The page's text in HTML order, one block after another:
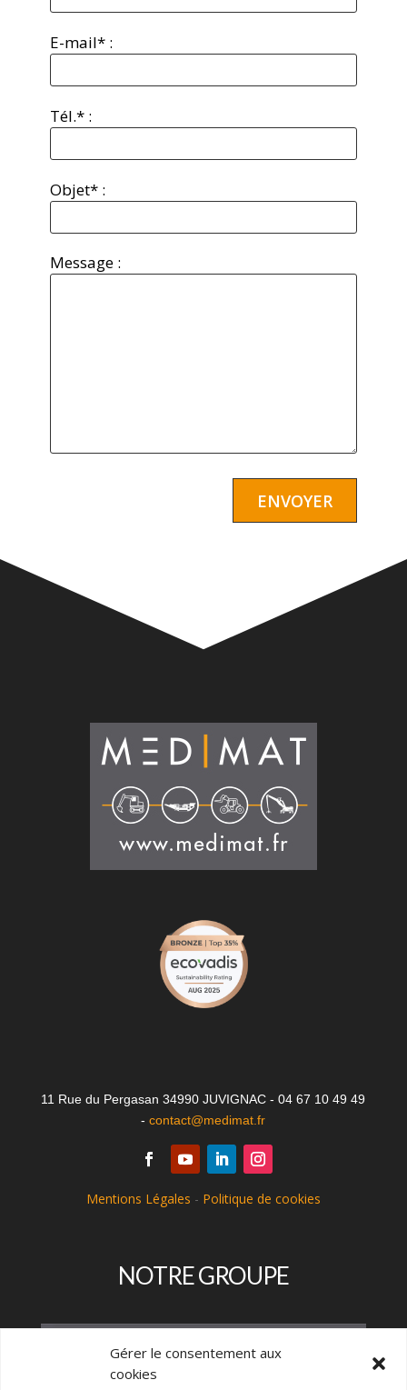
Gérer le consentement aux
cookies
E-mail* :
Tél.* :
Objet* :
Message :
11 Rue du Pergasan 34990 JUVIGNAC - 04 67 10 49 49
-contact@medimat.fr
Mentions Légales - Politique de cookies
NOTRE GROUPE